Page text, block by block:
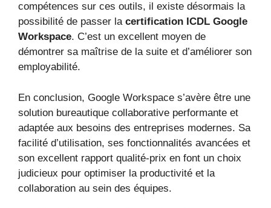
compétences sur ces outils, il existe désormais la
possibilité de passer la certification ICDL Google
Workspace. C’est un excellent moyen de
démontrer sa maîtrise de la suite et d’améliorer son
employabilité.
En conclusion, Google Workspace s’avère être une
solution bureautique collaborative performante et
adaptée aux besoins des entreprises modernes. Sa
facilité d’utilisation, ses fonctionnalités avancées et
son excellent rapport qualité-prix en font un choix
judicieux pour optimiser la productivité et la
collaboration au sein des équipes.